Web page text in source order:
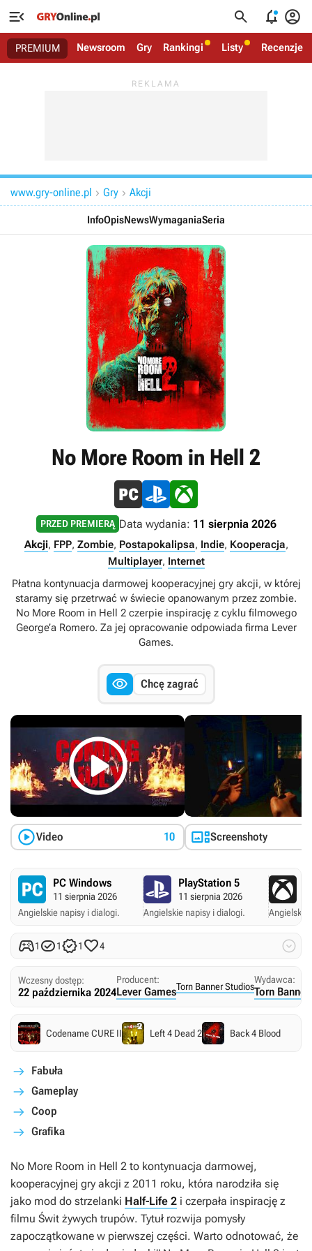
   
PREMIUM Newsroom Gry Rankingi Listy Recenzje
www.gry-online.pl  Gry  Akcji
InfoOpisNewsWymaganiaSeria
No More Room in Hell 2
PRZED PREMIERĄ Data wydania: 11 sierpnia 2026
Akcji, FPP, Zombie, Postapokalipsa, Indie, Kooperacja,
Multiplayer, Internet
Płatna kontynuacja darmowej kooperacyjnej gry akcji, w której
staramy się przetrwać w świecie opanowanym przez zombie.
No More Room in Hell 2 czerpie inspirację z cyklu filmowego
George’a Romero. Za jej opracowanie odpowiada firma Lever
Games.
 Chcę zagrać

Video 10 Screenshoty
PC Windows
11 sierpnia 2026
Angielskie napisy i dialogi.
PlayStation 5
11 sierpnia 2026
Angielskie napisy i dialogi.
Angielskie
1 11 4 
Wczesny dostęp:
22 października 2024
Producent:
Lever GamesTorn Banner Studios
Wydawca:
Torn
Codename CURE II Left 4 Dead 2 Back 4 Blood
Fabuła
Gameplay
Coop
Grafika
No More Room in Hell 2 to kontynuacja darmowej,
kooperacyjnej gry akcji z 2011 roku, która narodziła się
jako mod do strzelanki Half-Life 2 i czerpała inspirację z
filmu Świt żywych trupów. Tytuł rozwija pomysły
zapoczątkowane w pierwszej części. Warto odnotować, że